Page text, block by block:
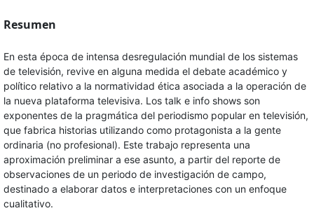
Resumen
En esta época de intensa desregulación mundial de los sistemas
de televisión, revive en alguna medida el debate académico y
político relativo a la normatividad ética asociada a la operación de
la nueva plataforma televisiva. Los talk e info shows son
exponentes de la pragmática del periodismo popular en televisión,
que fabrica historias utilizando como protagonista a la gente
ordinaria (no profesional). Este trabajo representa una
aproximación preliminar a ese asunto, a partir del reporte de
observaciones de un periodo de investigación de campo,
destinado a elaborar datos e interpretaciones con un enfoque
cualitativo.